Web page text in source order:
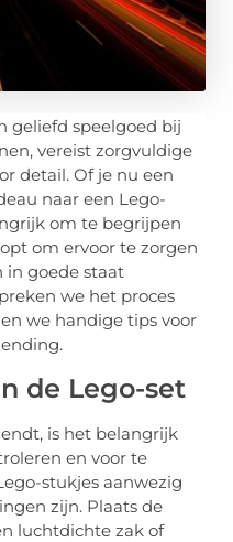
geliefd speelgoed bij
vereist zorgvuldige
detail. Of je nu een
naar een Lego-
om te begrijpen
om ervoor te zorgen
in goede staat
we het proces
we handige tips voor
de Lego-set
is het belangrijk
en voor te
stukjes aanwezig
zijn. Plaats de
luchtdichte zak of